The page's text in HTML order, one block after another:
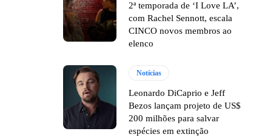
2ª temporada de ‘I Love LA’,
com Rachel Sennott, escala
CINCO novos membros ao
elenco
Notícias
Leonardo DiCaprio e Jeff
Bezos lançam projeto de US$
200 milhões para salvar
espécies em extinção